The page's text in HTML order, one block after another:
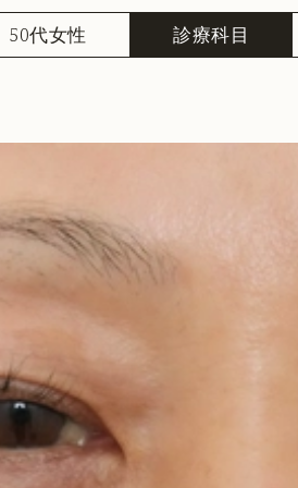
50代女性 診療科目